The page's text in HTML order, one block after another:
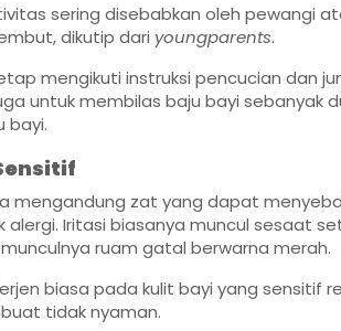
sering disebabkan oleh pewangi
dikutip dari youngparents.
mengikuti instruksi pencucian dan
untuk membilas baju bayi sebanyak
bayi.
mengandung zat yang dapat
Iritasi biasanya muncul sesaat
ruam gatal berwarna merah.
biasa pada kulit bayi yang sensitif
tidak nyaman.